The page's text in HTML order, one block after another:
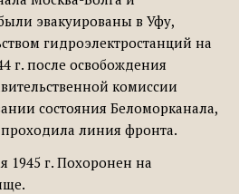
эвакуированы в Уфу,
гидроэлектростанций на
г. после освобождения
комиссии
состояния Беломорканала,
линия фронта.
1945 г. Похоронен на